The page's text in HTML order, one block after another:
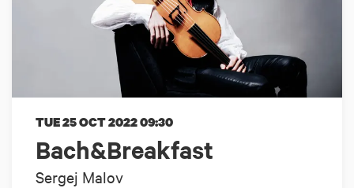
Bach&Breakfast
Sergej Malov
TUE 25 OCT 202209:30